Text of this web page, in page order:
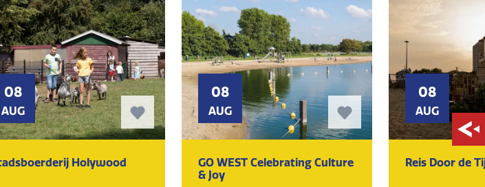
08
AUG
Holywood
08
AUG
GO WEST Celebrating Culture
& Joy
08
AUG
Reis Door de